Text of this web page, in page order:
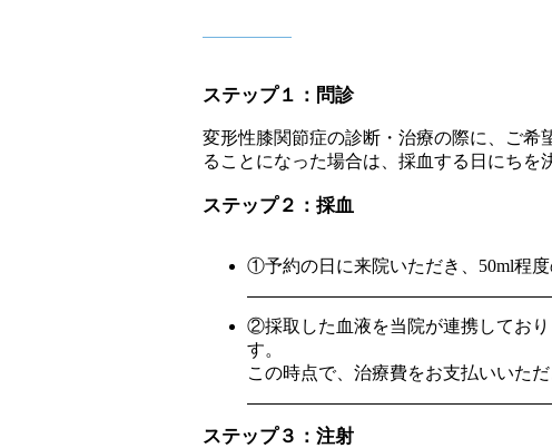
ステップ１：問診
変形性膝関節症の診断・治療の際に、ご希
ることになった場合は、採血する日にちを
ステップ２：採血
①予約の日に来院いただき、50ml程度
②採取した血液を当院が連携してお
す。
この時点で、治療費をお支払いいただ
ステップ３：注射